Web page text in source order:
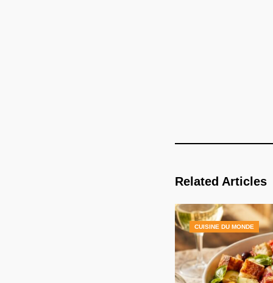
Related Articles
CUISINE DU MONDE